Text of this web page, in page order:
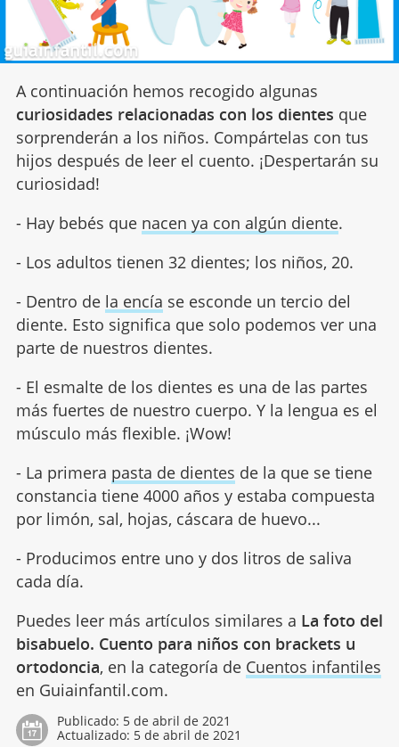
A continuación hemos recogido algunas
curiosidades relacionadas con los dientes que
sorprenderán a los niños. Compártelas con tus
hijos después de leer el cuento. ¡Despertarán su
curiosidad!
- Hay bebés que nacen ya con algún diente.
- Los adultos tienen 32 dientes; los niños, 20.
- Dentro de la encía se esconde un tercio del
diente. Esto significa que solo podemos ver una
parte de nuestros dientes.
- El esmalte de los dientes es una de las partes
más fuertes de nuestro cuerpo. Y la lengua es el
músculo más flexible. ¡Wow!
- La primera pasta de dientes de la que se tiene
constancia tiene 4000 años y estaba compuesta
por limón, sal, hojas, cáscara de huevo...
- Producimos entre uno y dos litros de saliva
cada día.
Puedes leer más artículos similares a La foto del
bisabuelo. Cuento para niños con brackets u
ortodoncia, en la categoría de Cuentos infantiles
en Guiainfantil.com.
Publicado: 5 de abril de 2021
Actualizado: 5 de abril de 2021